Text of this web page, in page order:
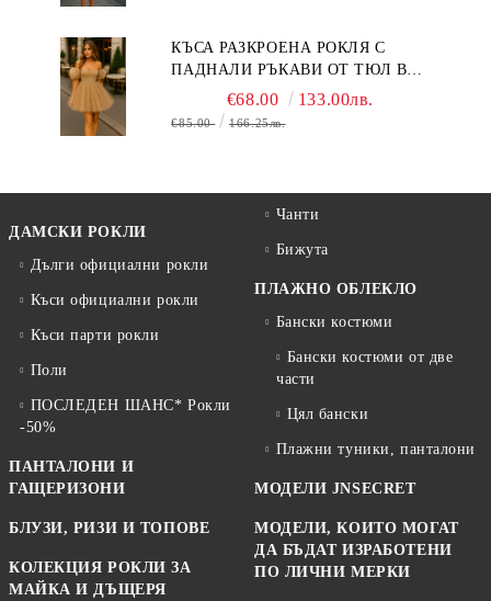
КЪСА РАЗКРОЕНА РОКЛЯ С
ПАДНАЛИ РЪКАВИ ОТ ТЮЛ В
БЕЖОВО€68.00 133.00лв.
€85.00 166.25лв.
ДАМСКИ РОКЛИ
Дълги официални рокли
Къси официални рокли
Къси парти рокли
Поли
ПОСЛЕДЕН ШАНС* Рокли
-50%
ПАНТАЛОНИ И
ГАЩЕРИЗОНИ
БЛУЗИ, РИЗИ И ТОПОВЕ
КОЛЕКЦИЯ РОКЛИ ЗА
МАЙКА И ДЪЩЕРЯ
Чанти
Бижута
ПЛАЖНО ОБЛЕКЛО
Бански костюми
Бански костюми от две
части
Цял бански
Плажни туники, панталони
МОДЕЛИ JNSECRET
МОДЕЛИ, КОИТО МОГАТ
ДА БЪДАТ ИЗРАБОТЕНИ
ПО ЛИЧНИ МЕРКИ